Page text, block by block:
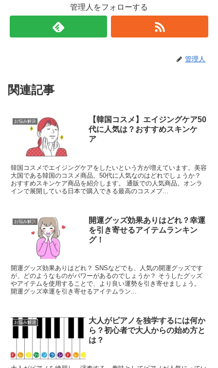
管理人をフォローする
管理人
関連記事
お悩み解決
【韓国コスメ】エイジングケア50
代に人気は？おすすめスキンケ
ア
韓国コスメでエイジングケアをしたいという方が増えています。美容
大国である韓国のコスメ商品。50代に人気なのはどれでしょうか？
おすすめスキンケア商品を紹介します。 通販での人気商品。オンラ
インで展開している日本で購入できる最高のコスメブ...
お悩み解決
開運グッズ効果ありはどれ？幸運
を引き寄せるアイテムランキン
グ！
開運グッズ効果ありはどれ？ SNSなどでも、人気の開運グッズです
が、どのようなものがパワーがあるのでしょうか？ そうしたグッズ
やアイテムを使用することで、より良い運勢を引き寄せましょう。
開運グッズ幸運を引き寄せるアイテムラン...
お悩み解決
大人がピアノを独学するには何か
ら？初心者で大人からの始め方と
は？